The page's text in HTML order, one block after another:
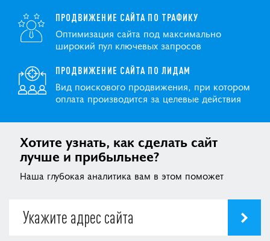
ПРОДВИЖЕНИЕ САЙТА ПО ТРАФИКУ
Оптимизация сайта под максимально
широкий пул ключевых запросов
ПРОДВИЖЕНИЕ САЙТА ПО ЛИДАМ
Вид поискового продвижения, при котором
оплата производится за целевые действия
Хотите узнать, как сделать сайт
лучше и прибыльнее?
Наша глубокая аналитика вам в этом поможет